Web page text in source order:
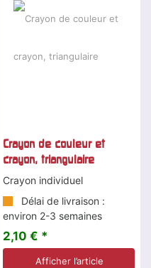
Crayon de couleur et
crayon, triangulaire
Crayon individuel
Délai de livraison :
environ 2-3 semaines
2,10 € *
Afficher l’article